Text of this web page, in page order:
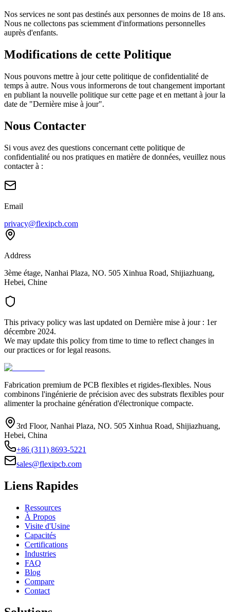
Nos services ne sont pas destinés aux personnes de moins de 18 ans.
Nous ne collectons pas sciemment d'informations personnelles
auprès d'enfants.
Modifications de cette Politique
Nous pouvons mettre à jour cette politique de confidentialité de
temps à autre. Nous vous informerons de tout changement important
en publiant la nouvelle politique sur cette page et en mettant à jour la
date de "Dernière mise à jour".
Nous Contacter
Si vous avez des questions concernant cette politique de
confidentialité ou nos pratiques en matière de données, veuillez nous
contacter à :
Email
privacy@flexipcb.com
Address
3ème étage, Nanhai Plaza, NO. 505 Xinhua Road, Shijiazhuang,
Hebei, Chine
This privacy policy was last updated on Dernière mise à jour : 1er
décembre 2024.
We may update this policy from time to time to reflect changes in
our practices or for legal reasons.
Fabrication premium de PCB flexibles et rigides-flexibles. Nous
combinons l'ingénierie de précision avec des substrats flexibles pour
alimenter la prochaine génération d'électronique compacte.
3rd Floor, Nanhai Plaza, NO. 505 Xinhua Road, Shijiazhuang,
Hebei, China
+86 (311) 8693-5221
sales@flexipcb.com
Liens Rapides
Ressources
À Propos
Visite d'Usine
Capacités
Certifications
Industries
FAQ
Blog
Compare
Contact